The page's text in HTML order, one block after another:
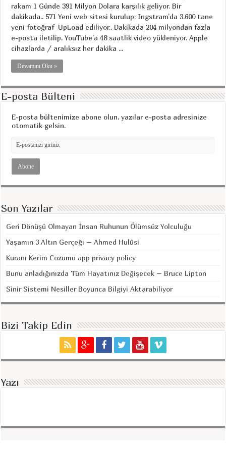
rakam 1 Günde 391 Milyon Dolara karşılık geliyor. Bir
dakikada.. 571 Yeni web sitesi kurulup; Ingstram’da 3.600 tane
yeni fotoğraf UpLoad ediliyor.. Dakikada 204 milyondan fazla
e-posta iletilip, YouTube’a 48 saatlik video yükleniyor. Apple
cihazlarda / aralıksız her dakika ...
Devamını Oku »
E-posta Bülteni
E-posta bültenimize abone olun, yazılar e-posta adresinize
otomatik gelsin.
Son Yazılar
Geri Dönüşü Olmayan İnsan Ruhunun Ölümsüz Yolculuğu
Yaşamın 3 Altın Gerçeği – Ahmed Hulûsi
Kuranı Kerim Cozumu app privacy policy
Bunu anladığınızda Tüm Hayatınız Değişecek – Bruce Lipton
Sinir Sistemi Nesiller Boyunca Bilgiyi Aktarabiliyor
Bizi Takip Edin
Yazı